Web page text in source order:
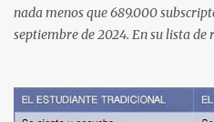
nada menos que 689.000
septiembre de 2024. En su lista de
de Anastasia G . con 224.000